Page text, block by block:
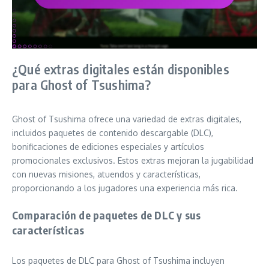
¿Qué extras digitales están disponibles
para Ghost of Tsushima?
Ghost of Tsushima ofrece una variedad de extras digitales,
incluidos paquetes de contenido descargable (DLC),
bonificaciones de ediciones especiales y artículos
promocionales exclusivos. Estos extras mejoran la jugabilidad
con nuevas misiones, atuendos y características,
proporcionando a los jugadores una experiencia más rica.
Comparación de paquetes de DLC y sus
características
Los paquetes de DLC para Ghost of Tsushima incluyen